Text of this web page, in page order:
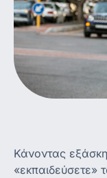
Κάνοντας
«εκπαιδεύσετε»